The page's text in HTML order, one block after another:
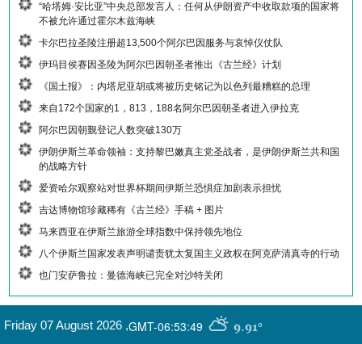
“哈塔姆·安比亚”中央总部发言人：任何从伊朗资产中收取款项的国家将
不被允许通过霍尔木兹海峡
卡尔巴拉圣陵注册超13,500个阿尔巴因服务与哀悼仪仗队
伊玛目侯赛因圣陵为阿尔巴因朝圣者推出《古兰经》计划
《国土报》：内塔尼亚胡或将被历史铭记为以色列最糟糕的总理
来自172个国家的1，813，188名阿尔巴因朝圣者进入伊拉克
阿尔巴因朝觐登记人数突破130万
伊朗伊斯兰革命领袖：支持黎巴嫩真主党圣战者，是伊朗伊斯兰共和国
的战略方针
爱资哈尔观察站对世界杯期间伊斯兰恐惧症加剧表示担忧
吉达博物馆珍藏稀有《古兰经》手稿 + 图片
马来西亚在伊斯兰旅游全球指数中保持领先地位
八个伊斯兰国家发表声明谴责犹太复国主义政权在阿克萨清真寺的行动
也门安萨鲁拉：曼德海峡已完全对沙特关闭
GMT-06:53:49 9.91°
Friday 07 August 2026 ,